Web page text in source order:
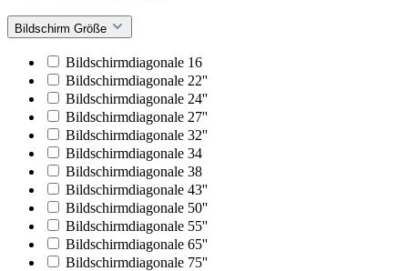
Bildschirm Größe
Bildschirmdiagonale 16
Bildschirmdiagonale 22''
Bildschirmdiagonale 24''
Bildschirmdiagonale 27''
Bildschirmdiagonale 32''
Bildschirmdiagonale 34
Bildschirmdiagonale 38
Bildschirmdiagonale 43''
Bildschirmdiagonale 50''
Bildschirmdiagonale 55''
Bildschirmdiagonale 65''
Bildschirmdiagonale 75''